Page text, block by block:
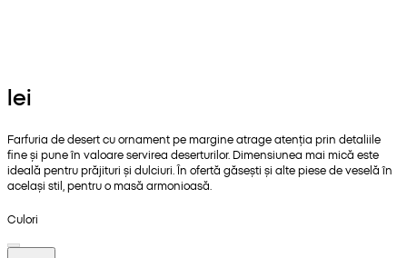
lei
Farfuria de desert cu ornament pe margine atrage atenția prin detaliile
fine și pune în valoare servirea deserturilor. Dimensiunea mai mică este
ideală pentru prăjituri și dulciuri. În ofertă găsești și alte piese de veselă în
același stil, pentru o masă armonioasă.
Culori